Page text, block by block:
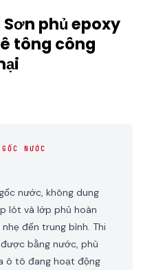
phủ epoxy
tông công
NƯỚC
nước, không dung
lót và lớp phủ hoàn
đến trung bình. Thi
bằng nước, phù
ô tô đang hoạt động